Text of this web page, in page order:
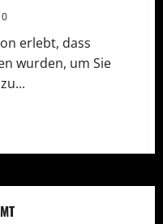
0
erlebt, dass
wurden, um Sie